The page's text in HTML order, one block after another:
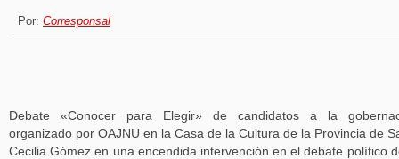
Por: Corresponsal
Debate «Conocer para Elegir» de candidatos a la
organizado por OAJNU en la Casa de la Cultura de la Provincia de
Cecilia Gómez en una encendida intervención en el debate político